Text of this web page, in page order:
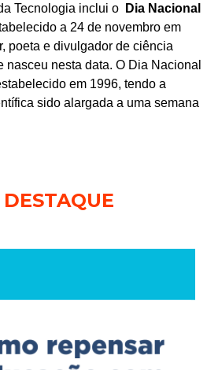
Tecnologia inclui o
Dia Nacional
a 24 de novembro em
poeta e divulgador de ciência
nasceu nesta data. O Dia Nacional
em 1996, tendo a
sido alargada a uma semana